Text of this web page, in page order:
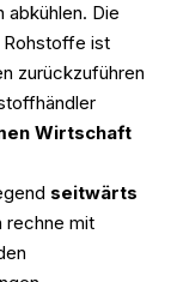
abkühlen. Die
Rohstoffe ist
zurückzuführen
Wirtschaft
seitwärts
rechne mit